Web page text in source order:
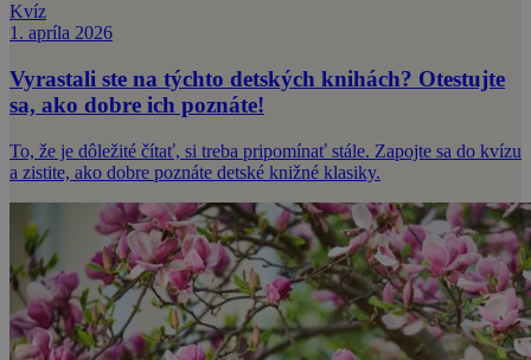
Kvíz
1. apríla 2026
Vyrastali ste na týchto detských knihách? Otestujte
sa, ako dobre ich poznáte!
To, že je dôležité čítať, si treba pripomínať stále. Zapojte sa do kvízu
a zistite, ako dobre poznáte detské knižné klasiky.